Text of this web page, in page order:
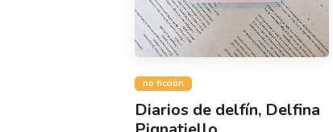
no ficción
Diarios de delfín, Delfina